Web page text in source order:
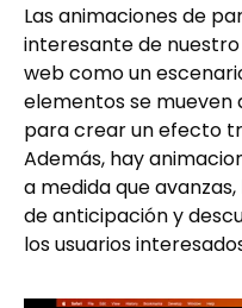
Las animaciones de
interesante de
web como un
elementos se mueven
para crear un efecto
Además, hay
a medida que
de anticipación y
los usuarios